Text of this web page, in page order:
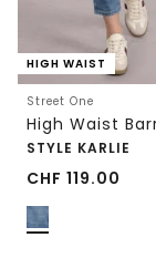
HIGH WAIST
Street One
STYLE KARLIE
CHF 119.00